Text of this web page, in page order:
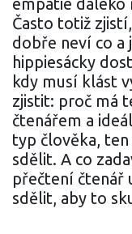
Často totiž
dobře neví co a
hippiesácky
kdy musí klást
zjistit: proč má
čtenářem a
typ člověka,
sdělit. A co
přečtení čtenář
sdělit, aby to